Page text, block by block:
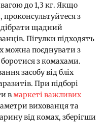
до 1,3 кг. Якщо
з
щадний
Пігулки підходять
можна поєднувати з
з комахами.
засобу від бліх
При підборі
вмаркеті важливих
вихованця та
від комах, зберігши